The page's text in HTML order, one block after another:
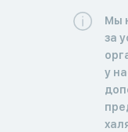
Мы
за
у